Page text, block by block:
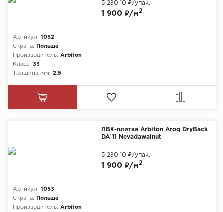
Артикул: 1052
Страна:
Польша
Производитель: Arbiton
Класс: 33
Толщина, мм: 2.5
1 900 ₽/м2
5 280.10 ₽/упак.
ПВХ-плитка Arbiton Aroq DryBack
DA111 Nevadawalnut
Артикул: 1053
Страна:
Польша
Производитель: Arbiton
1 900 ₽/м2
5 280.10 ₽/упак.